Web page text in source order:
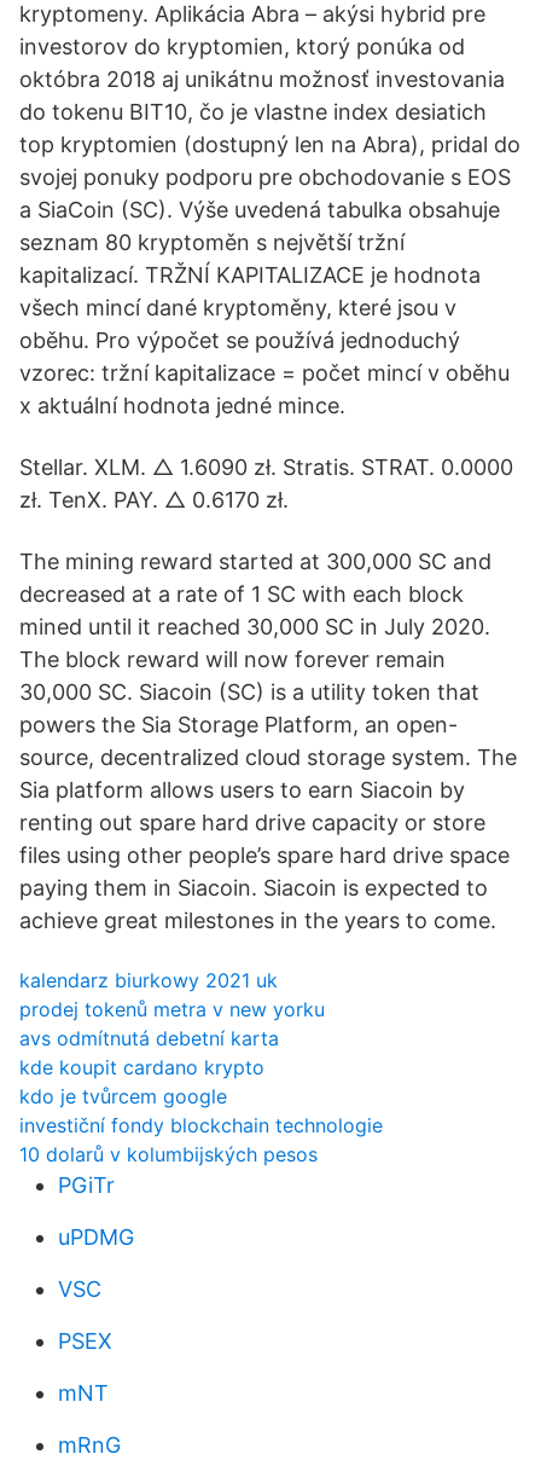
kryptomeny. Aplikácia Abra – akýsi hybrid pre
investorov do kryptomien, ktorý ponúka od
októbra 2018 aj unikátnu možnosť investovania
do tokenu BIT10, čo je vlastne index desiatich
top kryptomien (dostupný len na Abra), pridal do
svojej ponuky podporu pre obchodovanie s EOS
a SiaCoin (SC). Výše uvedená tabulka obsahuje
seznam 80 kryptoměn s největší tržní
kapitalizací. TRŽNÍ KAPITALIZACE je hodnota
všech mincí dané kryptoměny, které jsou v
oběhu. Pro výpočet se používá jednoduchý
vzorec: tržní kapitalizace = počet mincí v oběhu
x aktuální hodnota jedné mince.
Stellar. XLM. △ 1.6090 zł. Stratis. STRAT. 0.0000
zł. TenX. PAY. △ 0.6170 zł.
The mining reward started at 300,000 SC and
decreased at a rate of 1 SC with each block
mined until it reached 30,000 SC in July 2020.
The block reward will now forever remain
30,000 SC. Siacoin (SC) is a utility token that
powers the Sia Storage Platform, an open-
source, decentralized cloud storage system. The
Sia platform allows users to earn Siacoin by
renting out spare hard drive capacity or store
files using other people’s spare hard drive space
paying them in Siacoin. Siacoin is expected to
achieve great milestones in the years to come.
kalendarz biurkowy 2021 uk
prodej tokenů metra v new yorku
avs odmítnutá debetní karta
kde koupit cardano krypto
kdo je tvůrcem google
investiční fondy blockchain technologie
10 dolarů v kolumbijských pesos
PGiTr
uPDMG
VSC
PSEX
mNT
mRnG